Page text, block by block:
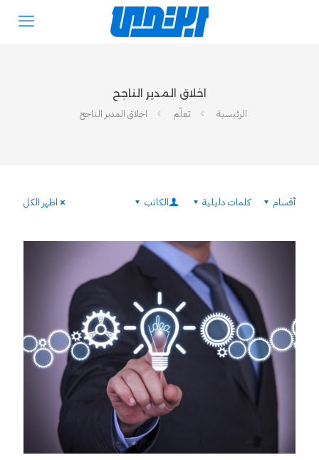
اخلاق المدير الناجح
الرئيسية
تعلّم اخلاق المدير الناجح
أقسام كلمات دليلية الكاتب اظهر الكل